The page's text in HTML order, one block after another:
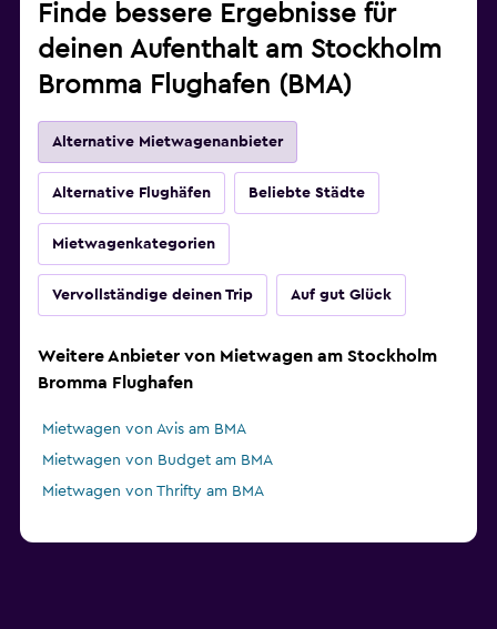
Finde bessere Ergebnisse für
deinen Aufenthalt am Stockholm
Bromma Flughafen (BMA)
Alternative Mietwagenanbieter
Alternative Flughäfen Beliebte Städte
Mietwagenkategorien
Vervollständige deinen Trip Auf gut Glück
Weitere Anbieter von Mietwagen am Stockholm
Bromma Flughafen
Mietwagen von Avis am BMA
Mietwagen von Budget am BMA
Mietwagen von Thrifty am BMA